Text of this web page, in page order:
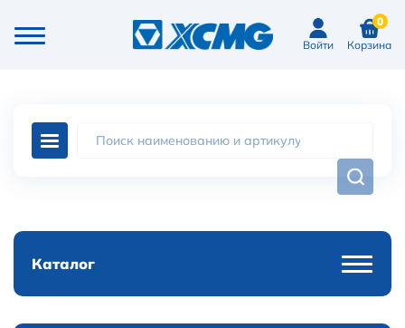
Войти Корзина
0
Каталог